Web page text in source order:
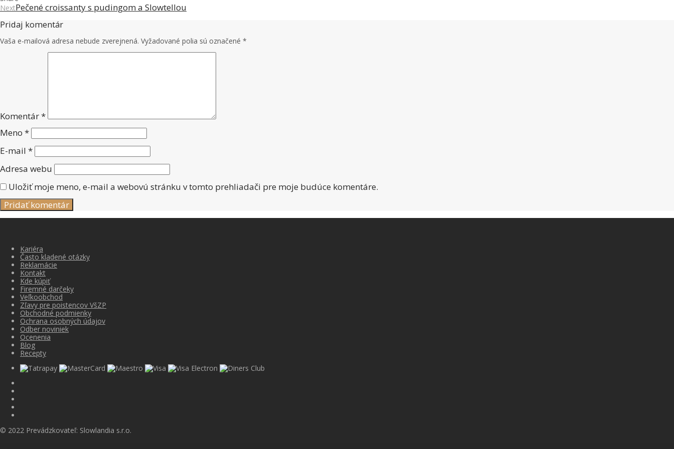
NextPečené croissanty s pudingom a Slowtellou
Pridaj komentár
Vaša e-mailová adresa nebude zverejnená. Vyžadované polia sú označené *
Komentár*
Meno *
E-mail *
Adresa webu
Uložiť moje meno, e-mail a webovú stránku v tomto prehliadači pre moje budúce komentáre.
Kariéra
Často kladené otázky
Reklamácie
Kontakt
Kde kúpiť
Firemné darčeky
Veľkoobchod
Zľavy pre poistencov VšZP
Obchodné podmienky
Ochrana osobných údajov
Odber noviniek
Ocenenia
Blog
Recepty
© 2022 Prevádzkovateľ: Slowlandia s.r.o.